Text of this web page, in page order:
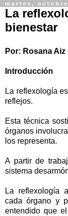
martes, octubre
La
bienestar
Por: Rosana Aiz
Introducción
La reflexología
reflejos.
Esta técnica
órganos
los representa.
A partir de
sistema
La reflexología
cada órgano y
entendido que